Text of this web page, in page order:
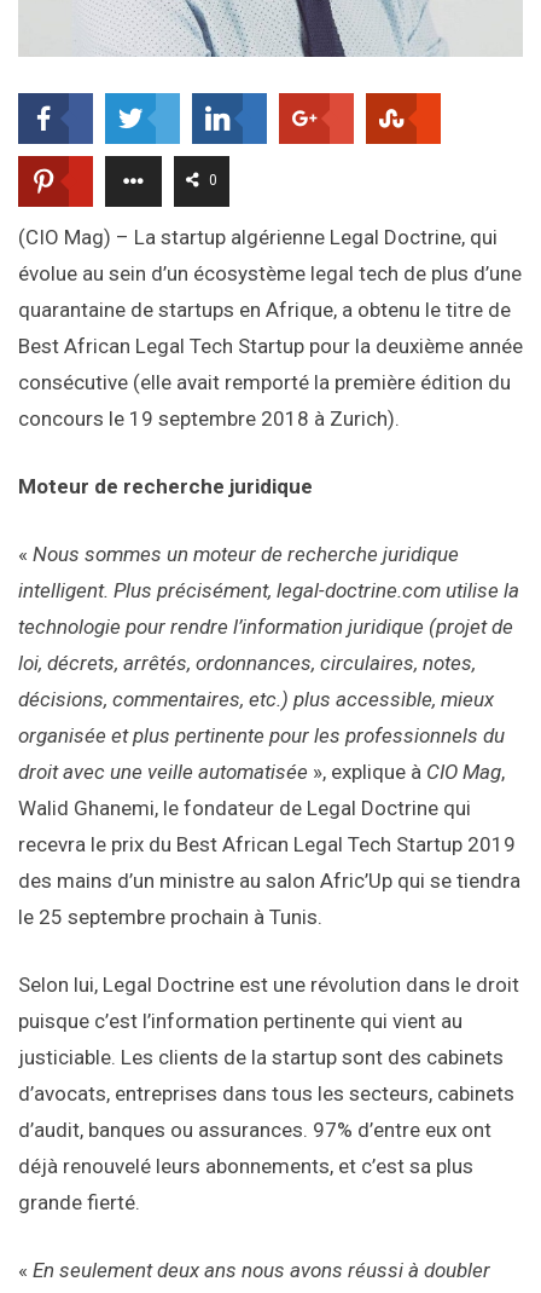
0
(CIO Mag) – La startup algérienne Legal Doctrine, qui
évolue au sein d’un écosystème legal tech de plus d’une
quarantaine de startups en Afrique, a obtenu le titre de
Best African Legal Tech Startup pour la deuxième année
consécutive (elle avait remporté la première édition du
concours le 19 septembre 2018 à Zurich).
Moteur de recherche juridique
« Nous sommes un moteur de recherche juridique
intelligent. Plus précisément, legal-doctrine.com utilise la
technologie pour rendre l’information juridique (projet de
loi, décrets, arrêtés, ordonnances, circulaires, notes,
décisions, commentaires, etc.) plus accessible, mieux
organisée et plus pertinente pour les professionnels du
droit avec une veille automatisée », explique à CIO Mag,
Walid Ghanemi, le fondateur de Legal Doctrine qui
recevra le prix du Best African Legal Tech Startup 2019
des mains d’un ministre au salon Afric’Up qui se tiendra
le 25 septembre prochain à Tunis.
Selon lui, Legal Doctrine est une révolution dans le droit
puisque c’est l’information pertinente qui vient au
justiciable. Les clients de la startup sont des cabinets
d’avocats, entreprises dans tous les secteurs, cabinets
d’audit, banques ou assurances. 97% d’entre eux ont
déjà renouvelé leurs abonnements, et c’est sa plus
grande fierté.
« En seulement deux ans nous avons réussi à doubler